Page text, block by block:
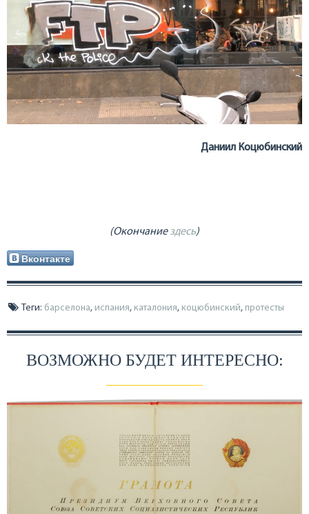
Даниил Коцюбинский
(Окончаниездесь)
Вконтакте
Теги: барселона, испания, каталония, коцюбинский, протесты
ВОЗМОЖНО БУДЕТ ИНТЕРЕСНО: